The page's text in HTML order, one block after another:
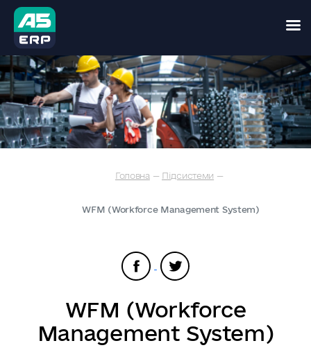
Skip
to
content
Головна — Підсистеми —
WFM (Workforce Management System)
WFM (Workforce
Management System)